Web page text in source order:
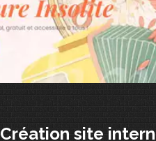
Création site